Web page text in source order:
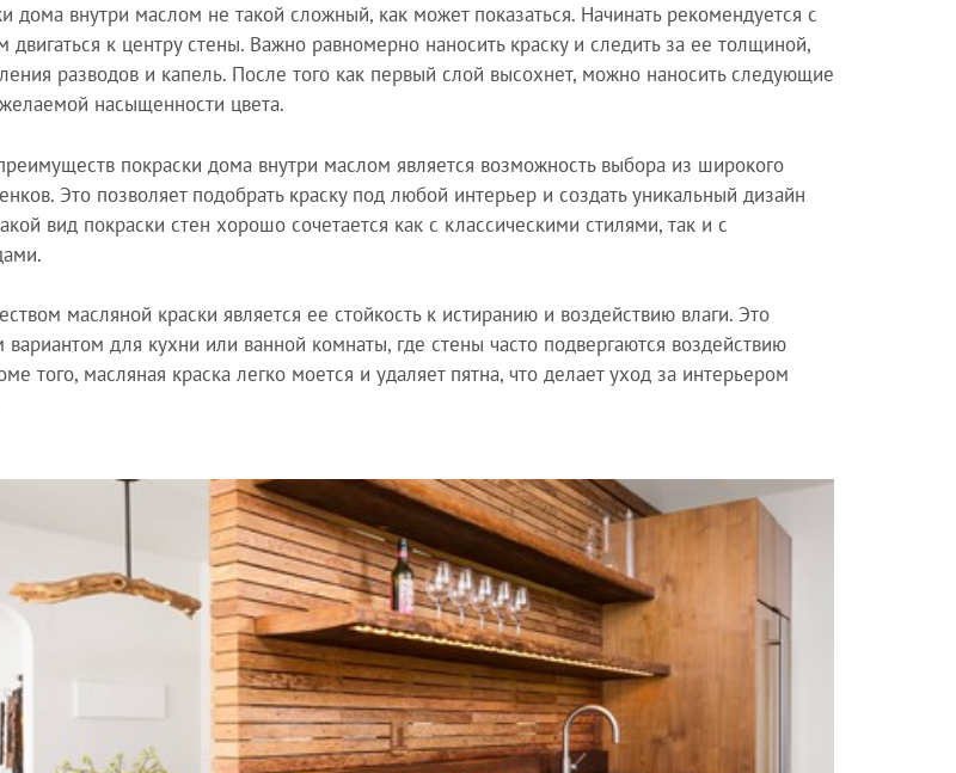
дома внутри маслом не такой сложный, как может показаться. Начинать рекомендуется с
двигаться к центру стены. Важно равномерно наносить краску и следить за ее толщиной,
разводов и капель. После того как первый слой высохнет, можно наносить следующие
насыщенности цвета.
покраски дома внутри маслом является возможность выбора из широкого
Это позволяет подобрать краску под любой интерьер и создать уникальный дизайн
вид покраски стен хорошо сочетается как с классическими стилями, так и с
масляной краски является ее стойкость к истиранию и воздействию влаги. Это
для кухни или ванной комнаты, где стены часто подвергаются воздействию
того, масляная краска легко моется и удаляет пятна, что делает уход за интерьером